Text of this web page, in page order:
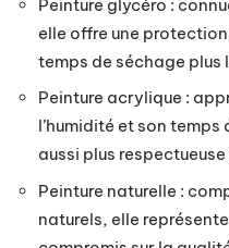
Peinture glycéro :
elle offre une
temps de séchage plus
Peinture acrylique :
l’humidité et son
aussi plus
Peinture naturelle :
naturels, elle